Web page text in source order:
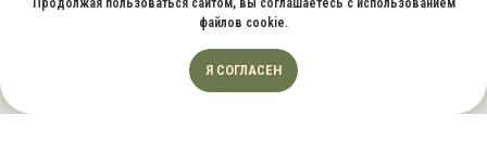
Продолжая пользоваться сайтом, вы соглашаетесь с использованием
файлов cookie.
Я СОГЛАСЕН